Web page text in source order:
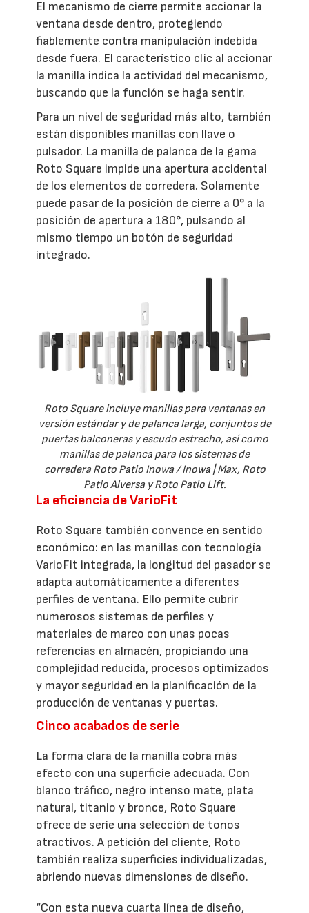
El mecanismo de cierre permite accionar la
ventana desde dentro, protegiendo
fiablemente contra manipulación indebida
desde fuera. El característico clic al accionar
la manilla indica la actividad del mecanismo,
buscando que la función se haga sentir.
Para un nivel de seguridad más alto, también
están disponibles manillas con llave o
pulsador. La manilla de palanca de la gama
Roto Square impide una apertura accidental
de los elementos de corredera. Solamente
puede pasar de la posición de cierre a 0° a la
posición de apertura a 180°, pulsando al
mismo tiempo un botón de seguridad
integrado.
Roto Square incluye manillas para ventanas en
versión estándar y de palanca larga, conjuntos de
puertas balconeras y escudo estrecho, así como
manillas de palanca para los sistemas de
corredera Roto Patio Inowa / Inowa | Max, Roto
Patio Alversa y Roto Patio Lift.
La eficiencia de VarioFit
Roto Square también convence en sentido
económico: en las manillas con tecnología
VarioFit integrada, la longitud del pasador se
adapta automáticamente a diferentes
perfiles de ventana. Ello permite cubrir
numerosos sistemas de perfiles y
materiales de marco con unas pocas
referencias en almacén, propiciando una
complejidad reducida, procesos optimizados
y mayor seguridad en la planificación de la
producción de ventanas y puertas.
Cinco acabados de serie
La forma clara de la manilla cobra más
efecto con una superficie adecuada. Con
blanco tráfico, negro intenso mate, plata
natural, titanio y bronce, Roto Square
ofrece de serie una selección de tonos
atractivos. A petición del cliente, Roto
también realiza superficies individualizadas,
abriendo nuevas dimensiones de diseño.
“Con esta nueva cuarta línea de diseño,